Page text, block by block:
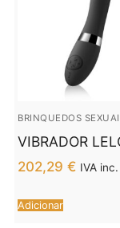
BRINQUEDOS
VIBRADOR
ELISE 2 PRETO
202,29 € IVA inc.
Adicionar